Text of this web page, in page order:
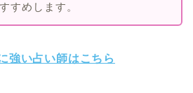
すめします。
強い占い師はこちら